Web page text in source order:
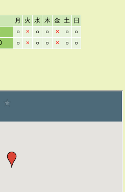
月 火 水 木 金 土
日
○ × ○ ○ × ○
○
○ × ○ ○ × ○ ○